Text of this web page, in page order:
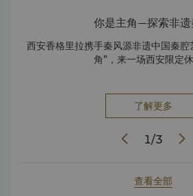
你是主角—探索非遗
西安香格里拉携手秦风源非遗中国秦腔
角”，来一场西安限定休
了解更多
1/3
查看全部